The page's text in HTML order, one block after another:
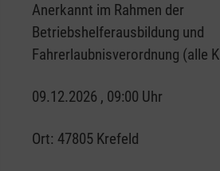
Anerkannt im Rahmen der
Betriebshelferausbildung und
Fahrerlaubnisverordnung (alle
09.12.2026 , 09:00 Uhr
Ort: 47805 Krefeld